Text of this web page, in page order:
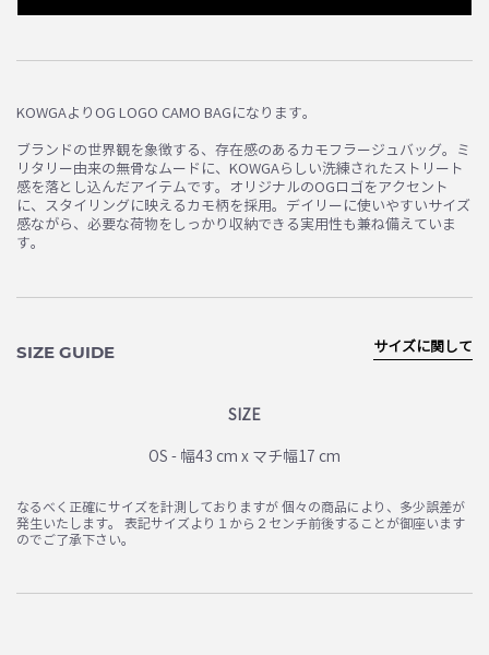
KOWGAよりOG LOGO CAMO BAGになります。
ブランドの世界観を象徴する、存在感のあるカモフラージュバッグ。ミ
リタリー由来の無骨なムードに、KOWGAらしい洗練されたストリート
感を落とし込んだアイテムです。オリジナルのOGロゴをアクセント
に、スタイリングに映えるカモ柄を採用。デイリーに使いやすいサイズ
感ながら、必要な荷物をしっかり収納できる実用性も兼ね備えていま
す。
SIZE GUIDE
SIZE
OS - 幅43 cm x マチ幅17 cm
サイズに関して
なるべく正確にサイズを計測しておりますが 個々の商品により、多少誤差が
発生いたします。 表記サイズより１から２センチ前後することが御座います
のでご了承下さい。